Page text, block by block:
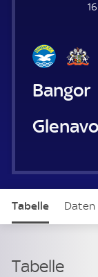
Bangor
Tabelle Daten
Tabelle